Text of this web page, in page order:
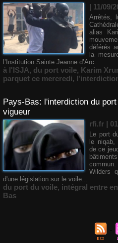
| 11/09/
Arrêtés,
alias
déférés
la
l’Institution Sainte Jeanne d’Arc.
à l'ISJA, du port voile, Karim
parquet ce mercredi,
Pays-Bas: l'interdiction du
vigueur
rfi.fr |
​Le port
le niqab,
de ce
Wilders
d'une législation sur le voile...
du port du voile, intégral entre
Bas